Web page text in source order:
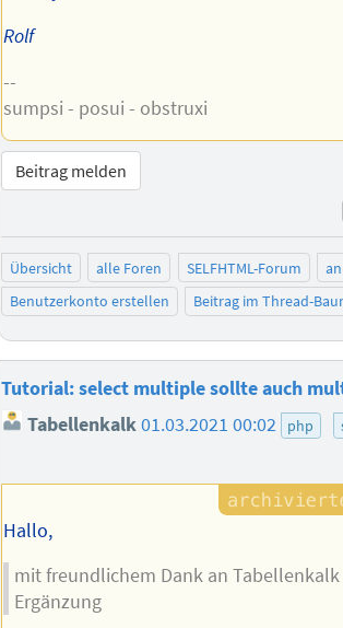
Rolf
--
sumpsi - posui - obstruxi
Beitrag melden
Übersicht alle Foren SELFHTML-Forum
Benutzerkonto erstellen
Beitrag im Thread-
Tutorial: select multiple sollte auch
Tabellenkalk01.03.2021 00:02 php
Hallo,
mit freundlichem Dank an
Ergänzung